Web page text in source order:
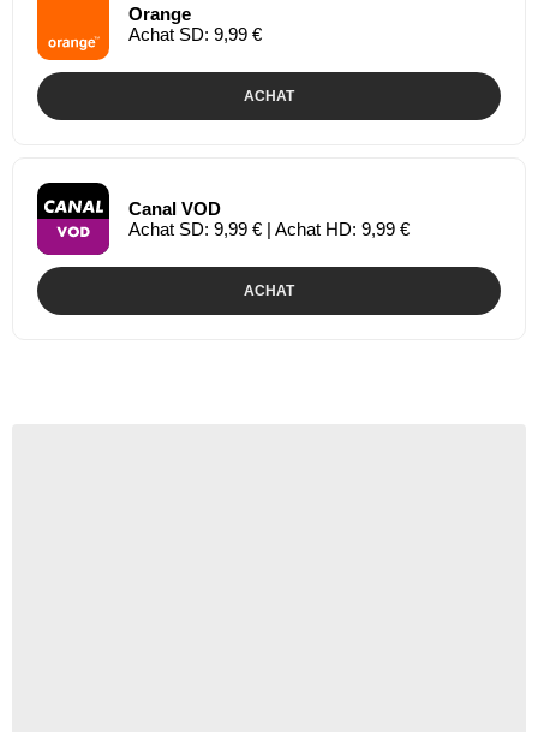
Orange
Achat SD: 9,99 €
ACHAT
Canal VOD
Achat SD: 9,99 € | Achat HD: 9,99 €
ACHAT